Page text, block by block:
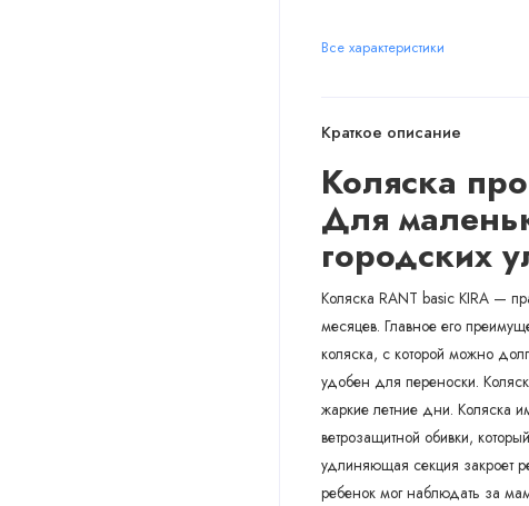
Все характеристики
Краткое описание
Коляска
Для
городских
Коляска RANT basic KIRA —
месяцев. Главное его
коляска, с которой можно
удобен для переноски.
жаркие летние дни. Коляска
ветрозащитной обивки,
удлиняющая секция закроет
ребенок мог наблюдать за